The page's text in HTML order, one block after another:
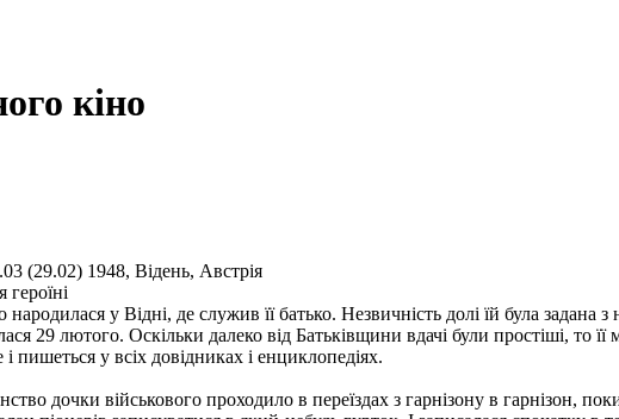
кіно
(29.02) 1948, Відень, Австрія
героїні
народилася у Відні, де служив її батько. Незвичність долі їй була
29 лютого. Оскільки далеко від Батьківщини вдачі були простіші, то
пишеться у всіх довідниках і енциклопедіях.
дочки військового проходило в переїздах з гарнізону в гарнізон,